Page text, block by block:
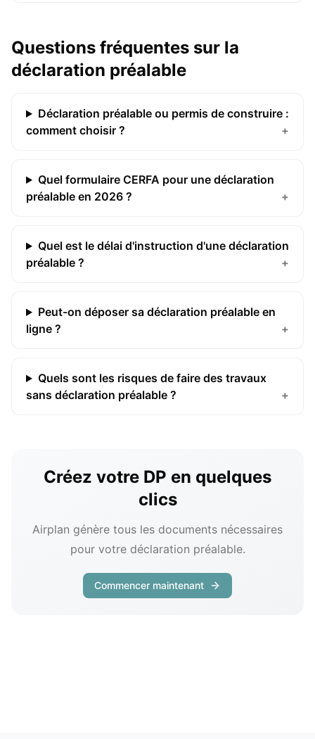
Questions fréquentes sur la
déclaration préalable
Déclaration préalable ou permis de construire :
comment choisir ?
+
Quel formulaire CERFA pour une déclaration
préalable en 2026 ?
+
Quel est le délai d'instruction d'une déclaration
préalable ?
+
Peut-on déposer sa déclaration préalable en
ligne ?
+
Quels sont les risques de faire des travaux
sans déclaration préalable ?
+
Créez votre DP en quelques
clics
Airplan génère tous les documents nécessaires
pour votre déclaration préalable.
Commencer maintenant